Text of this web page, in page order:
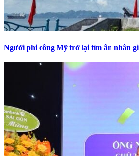
Người phi công Mỹ trở lại tìm ân nhân